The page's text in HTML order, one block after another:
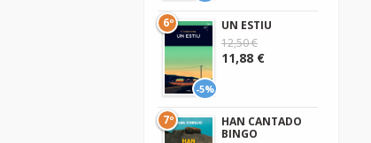
-5%
6º
UN ESTIU
12,50 €
11,88 €
7º
HAN CANTADO
BINGO